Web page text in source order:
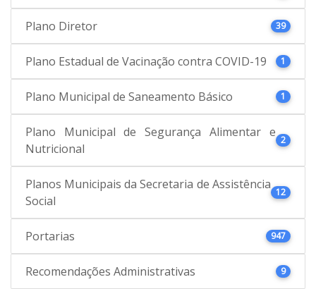
Plano Diretor 39
Plano Estadual de Vacinação contra COVID-19 1
Plano Municipal de Saneamento Básico 1
Plano Municipal de Segurança Alimentar e
Nutricional
2
Planos Municipais da Secretaria de Assistência
Social
12
Portarias 947
Recomendações Administrativas 9